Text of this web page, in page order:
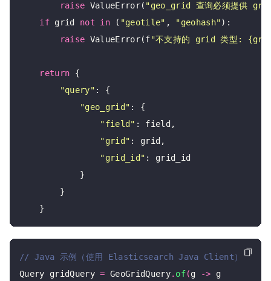
raise ValueError( "geo_grid 查询必须提供
if grid not in ( "geotile" , "geohash"):
raise ValueError(f"不支持的 grid 类型:
return {
"query" : {
"geo_grid" : {
"field" : field,
"grid" : grid,
"grid_id" : grid_id
            }
        }
Query gridQuery = GeoGridQuery. of(g -> g